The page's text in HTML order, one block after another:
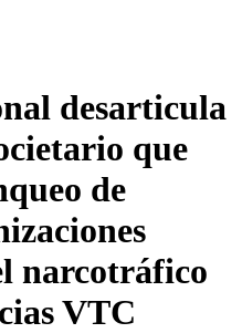
desarticula
que
de
narcotráfico
VTC